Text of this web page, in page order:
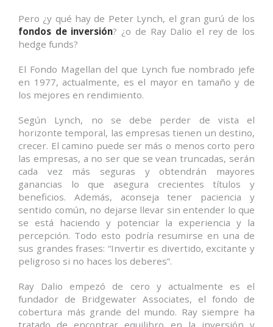
Pero ¿y qué hay de Peter Lynch, el gran gurú de los
fondos de inversión? ¿o de Ray Dalio el rey de los
hedge funds?
El Fondo Magellan del que Lynch fue nombrado jefe
en 1977, actualmente, es el mayor en tamaño y de
los mejores en rendimiento.
Según Lynch, no se debe perder de vista el
horizonte temporal, las empresas tienen un destino,
crecer. El camino puede ser más o menos corto pero
las empresas, a no ser que se vean truncadas, serán
cada vez más seguras y obtendrán mayores
ganancias lo que asegura crecientes títulos y
beneficios. Además, aconseja tener paciencia y
sentido común, no dejarse llevar sin entender lo que
se está haciendo y potenciar la experiencia y la
percepción. Todo esto podría resumirse en una de
sus grandes frases: “Invertir es divertido, excitante y
peligroso si no haces los deberes”.
Ray Dalio empezó de cero y actualmente es el
fundador de Bridgewater Associates, el fondo de
cobertura más grande del mundo. Ray siempre ha
tratado de encontrar equilibro en la inversión y